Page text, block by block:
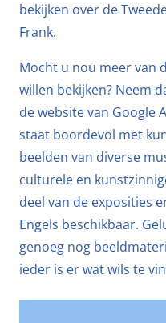
bekijken over de
Frank.
Mocht u nou meer van
willen bekijken? Neem
de website van Google
staat boordevol met
beelden van diverse
culturele en
deel van de exposities
Engels beschikbaar.
genoeg nog
ieder is er wat wils te